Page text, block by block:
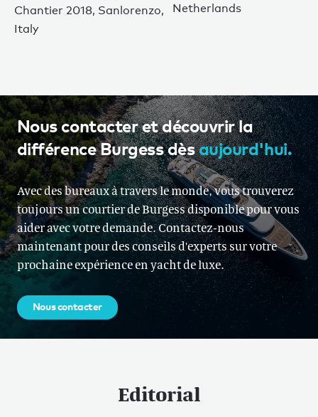
Chantier 2018, Sanlorenzo,
Italy
Netherlands
Nous contacter et découvrir la
différence Burgess dèsaujourd'hui.
Avec des bureaux à travers le monde, vous trouverez
toujours un courtier de Burgess disponible pour vous
aider avec votre demande. Contactez-nous
maintenant pour des conseils d'experts sur votre
prochaine expérience en yacht de luxe.
Nous contacter
Editorial